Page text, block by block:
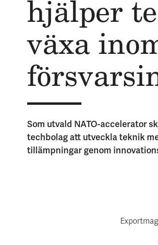
hjälper
växa
Som utvald NATO-accelerator
techbolag att utveckla teknik
tillämpningar genom